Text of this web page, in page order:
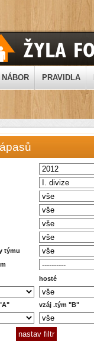
NÁBOR PRAVIDLA
týmu
hosté
vzáj .tým "B"